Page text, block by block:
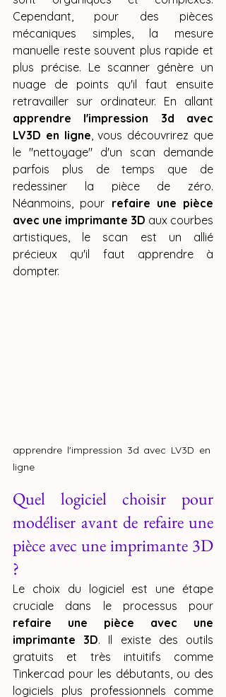
Cependant, pour des pièces
mécaniques simples, la mesure
manuelle reste souvent plus rapide et
plus précise. Le scanner génère un
nuage de points qu'il faut ensuite
apprendre l'impression 3d avec
LV3D en ligne, vous découvrirez que
le "nettoyage" d'un scan demande
parfois plus de temps que de
redessiner la pièce de zéro.
Néanmoins, pour refaire une pièce
avec une imprimante 3D aux courbes
artistiques, le scan est un allié
précieux qu'il faut apprendre à
dompter.
apprendre l'impression 3d avec LV3D en
ligne
Quel logiciel choisir pour
modéliser avant de refaire une
pièce avec une imprimante 3D
?
Le choix du logiciel est une étape
refaire une pièce avec une
imprimante 3D. Il existe des outils
gratuits et très intuitifs comme
Tinkercad pour les débutants, ou des
logiciels plus professionnels comme